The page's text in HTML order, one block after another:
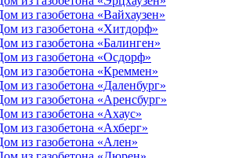
из газобетона «Вайхаузен»
из газобетона «Хитдорф»
из газобетона «Балинген»
из газобетона «Осдорф»
из газобетона «Креммен»
из газобетона «Даленбург»
из газобетона «Аренсбург»
из газобетона «Ахаус»
из газобетона «Ахберг»
из газобетона «Ален»